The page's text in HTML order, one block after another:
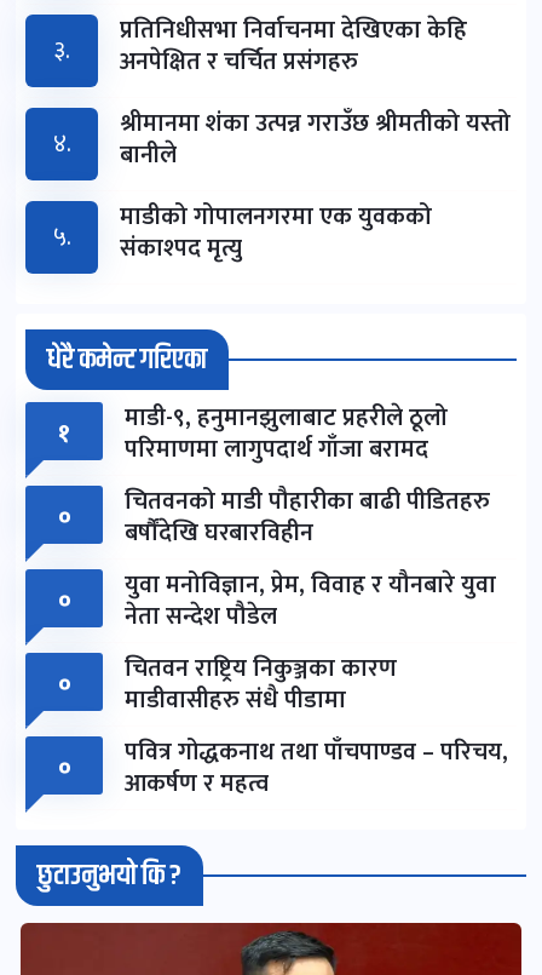
३.
प्रतिनिधीसभा निर्वाचनमा देखिएका केहि
अनपेक्षित र चर्चित प्रसंगहरु
४.
श्रीमानमा शंका उत्पन्न गराउँछ श्रीमतीको यस्तो
बानीले
५.
माडीको गोपालनगरमा एक युवकको
संकाश्पद मृत्यु
धेरै कमेन्ट गरिएका
१ माडी-९, हनुमानझुलाबाट प्रहरीले ठूलो
परिमाणमा लागुपदार्थ गाँजा बरामद
०
चितवनको माडी पौहारीका बाढी पीडितहरु
बर्षौंदेखि घरबारविहीन
०
युवा मनोविज्ञान, प्रेम, विवाह र यौनबारे युवा
नेता सन्देश पौडेल
०
चितवन राष्ट्रिय निकुञ्जका कारण
माडीवासीहरु संधै पीडामा
०
पवित्र गोद्धकनाथ तथा पाँचपाण्डव – परिचय,
आकर्षण र महत्व
छुटाउनुभयो कि ?